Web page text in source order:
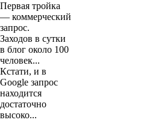
Первая тройка
— коммерческий
запрос.
Заходов в сутки
в блог около 100
человек...
Кстати, и в
Google запрос
находится
достаточно
высоко...